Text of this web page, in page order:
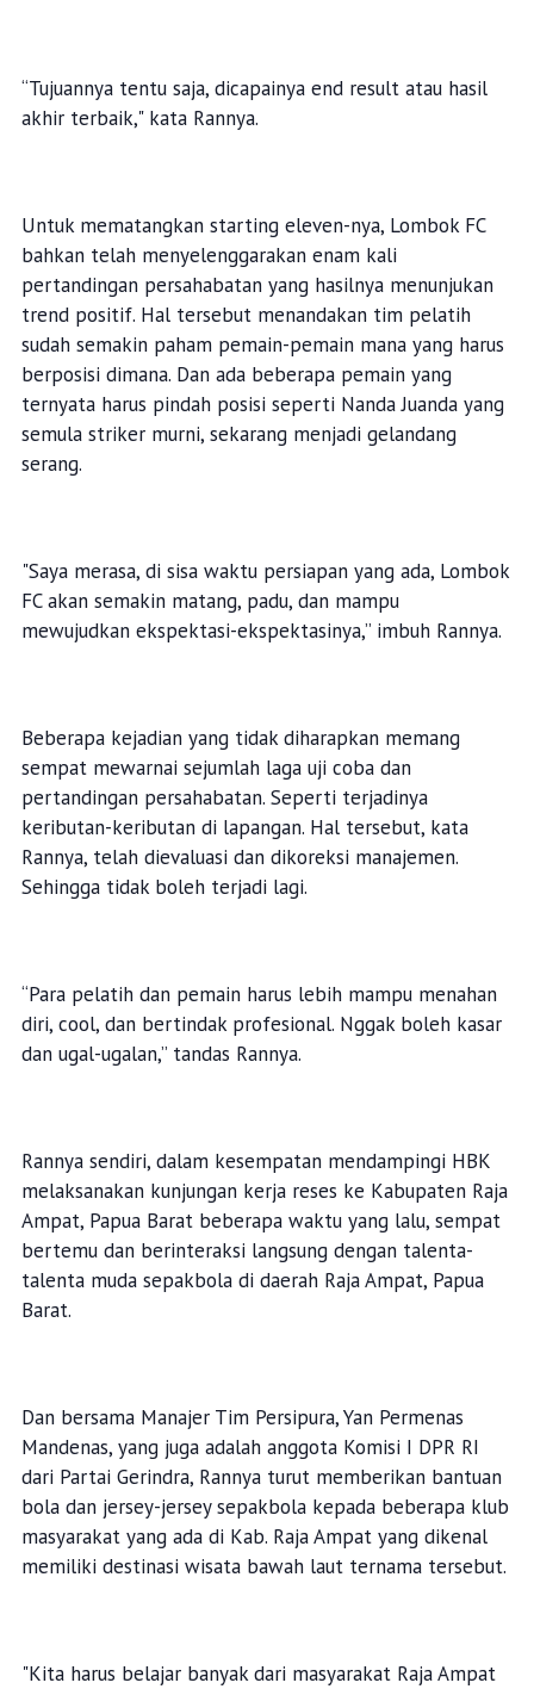
“Tujuannya tentu saja, dicapainya end result atau hasil
akhir terbaik," kata Rannya.
Untuk mematangkan starting eleven-nya, Lombok FC
bahkan telah menyelenggarakan enam kali
pertandingan persahabatan yang hasilnya menunjukan
trend positif. Hal tersebut menandakan tim pelatih
sudah semakin paham pemain-pemain mana yang harus
berposisi dimana. Dan ada beberapa pemain yang
ternyata harus pindah posisi seperti Nanda Juanda yang
semula striker murni, sekarang menjadi gelandang
serang.
"Saya merasa, di sisa waktu persiapan yang ada, Lombok
FC akan semakin matang, padu, dan mampu
mewujudkan ekspektasi-ekspektasinya,” imbuh Rannya.
Beberapa kejadian yang tidak diharapkan memang
sempat mewarnai sejumlah laga uji coba dan
pertandingan persahabatan. Seperti terjadinya
keributan-keributan di lapangan. Hal tersebut, kata
Rannya, telah dievaluasi dan dikoreksi manajemen.
Sehingga tidak boleh terjadi lagi.
“Para pelatih dan pemain harus lebih mampu menahan
diri, cool, dan bertindak profesional. Nggak boleh kasar
dan ugal-ugalan,” tandas Rannya.
Rannya sendiri, dalam kesempatan mendampingi HBK
melaksanakan kunjungan kerja reses ke Kabupaten Raja
Ampat, Papua Barat beberapa waktu yang lalu, sempat
bertemu dan berinteraksi langsung dengan talenta-
talenta muda sepakbola di daerah Raja Ampat, Papua
Barat.
Dan bersama Manajer Tim Persipura, Yan Permenas
Mandenas, yang juga adalah anggota Komisi I DPR RI
dari Partai Gerindra, Rannya turut memberikan bantuan
bola dan jersey-jersey sepakbola kepada beberapa klub
masyarakat yang ada di Kab. Raja Ampat yang dikenal
memiliki destinasi wisata bawah laut ternama tersebut.
"Kita harus belajar banyak dari masyarakat Raja Ampat